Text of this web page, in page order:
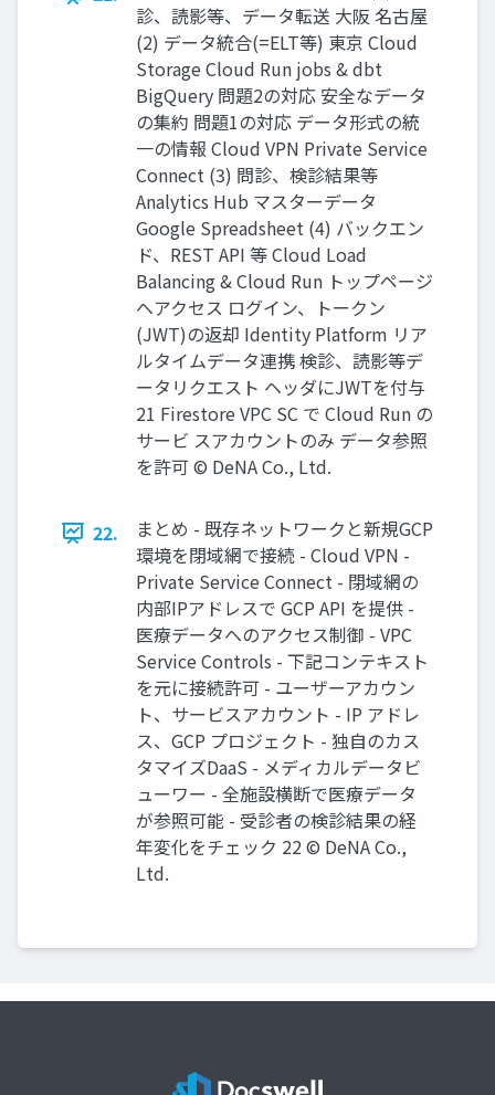
診、読影等、データ転送 ⼤阪 名古屋
(2) データ統合(=ELT等) 東京 Cloud
Storage Cloud Run jobs & dbt
BigQuery 問題2の対応 安全なデータ
の集約 問題1の対応 データ形式の統
⼀の情報 Cloud VPN Private Service
Connect (3) 問診、検診結果等
Analytics Hub マスターデータ
Google Spreadsheet (4) バックエン
ド、REST API 等 Cloud Load
Balancing & Cloud Run トップページ
へアクセス ログイン、トークン
(JWT)の返却 Identity Platform リア
ルタイムデータ連携 検診、読影等デ
ータリクエスト ヘッダにJWTを付与
21 Firestore VPC SC で Cloud Run の
サービ スアカウントのみ データ参照
を許可 © DeNA Co., Ltd.
22.
まとめ - 既存ネットワークと新規GCP
環境を閉域網で接続 - Cloud VPN -
Private Service Connect - 閉域網の
内部IPアドレスで GCP API を提供 -
医療データへのアクセス制御 - VPC
Service Controls - 下記コンテキスト
を元に接続許可 - ユーザーアカウン
ト、サービスアカウント - IP アドレ
ス、GCP プロジェクト - 独⾃のカス
タマイズDaaS - メディカルデータビ
ューワー - 全施設横断で医療データ
が参照可能 - 受診者の検診結果の経
年変化をチェック 22 © DeNA Co.,
Ltd.